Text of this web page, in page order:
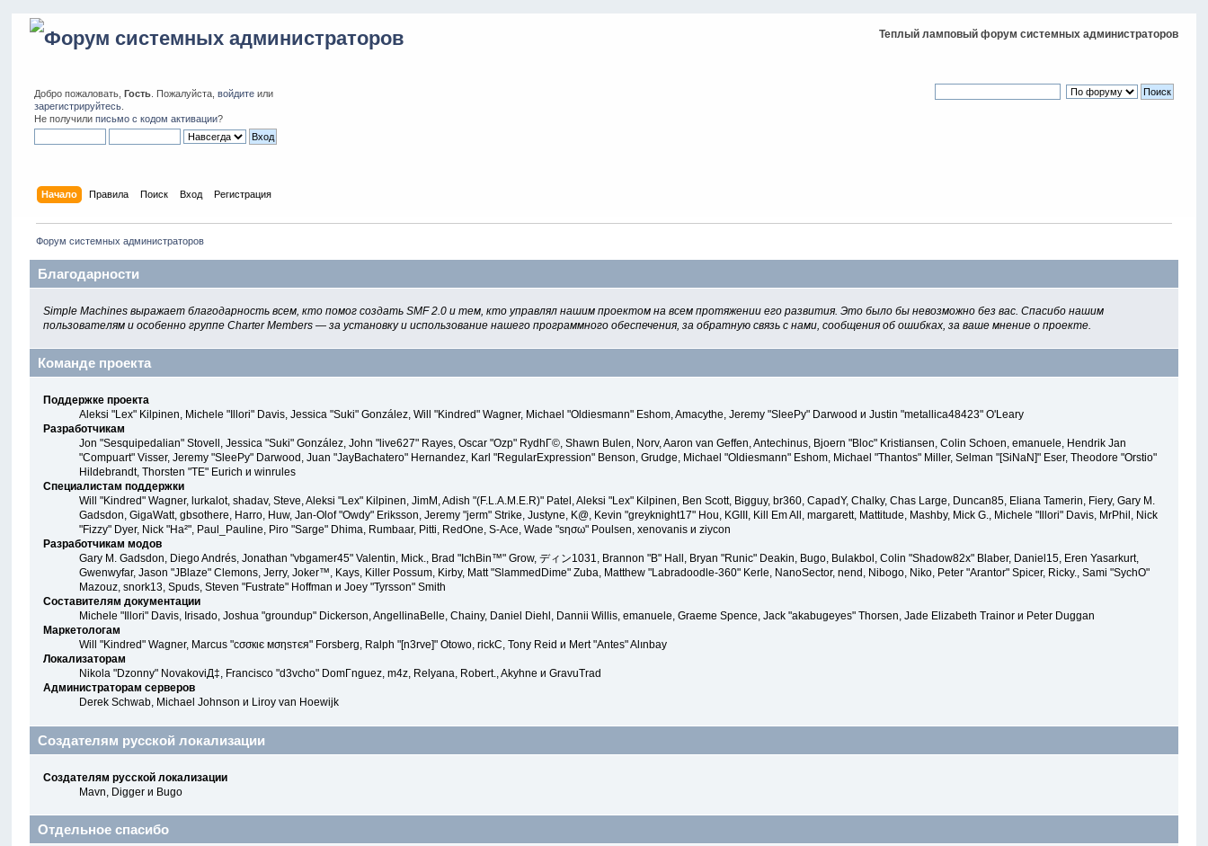
Теплый ламповый форум системных администраторов
Добро пожаловать,Гость . Пожалуйста,войдите или
зарегистрируйтесь
Не получилиписьмо с кодом активации?
Начало Правила Поиск Вход Регистрация
Форум системных администраторов
Благодарности
Simple Machines выражает благодарность всем, кто помог создать SMF 2.0 и тем, кто управлял нашим проектом на всем протяжении его развития. Это было бы невозможно без вас. Спасибо нашим
пользователям и особенно группе Charter Members — за установку и использование нашего программного обеспечения, за обратную связь с нами, сообщения об ошибках, за ваше мнение о проекте.
Команде проекта
Поддержке проекта
Aleksi "Lex" Kilpinen, Michele "Illori" Davis, Jessica "Suki" González, Will "Kindred" Wagner, Michael "Oldiesmann" Eshom, Amacythe, Jeremy "SleePy" Darwood и Justin "metallica48423" O'Leary
Разработчикам
Jon "Sesquipedalian" Stovell, Jessica "Suki" González, John "live627" Rayes, Oscar "Ozp" RydhГ©, Shawn Bulen, Norv, Aaron van Geffen, Antechinus, Bjoern "Bloc" Kristiansen, Colin Schoen, emanuele, Hendrik Jan
"Compuart" Visser, Jeremy "SleePy" Darwood, Juan "JayBachatero" Hernandez, Karl "RegularExpression" Benson, Grudge, Michael "Oldiesmann" Eshom, Michael "Thantos" Miller, Selman "[SiNaN]" Eser, Theodore "Orstio"
Hildebrandt, Thorsten "TE" Eurich и winrules
Специалистам поддержки
Will "Kindred" Wagner, lurkalot, shadav, Steve, Aleksi "Lex" Kilpinen, JimM, Adish "(F.L.A.M.E.R)" Patel, Aleksi "Lex" Kilpinen, Ben Scott, Bigguy, br360, CapadY, Chalky, Chas Large, Duncan85, Eliana Tamerin, Fiery, Gary M.
Gadsdon, GigaWatt, gbsothere, Harro, Huw, Jan-Olof "Owdy" Eriksson, Jeremy "jerm" Strike, Justyne, K@, Kevin "greyknight17" Hou, KGIII, Kill Em All, margarett, Mattitude, Mashby, Mick G., Michele "Illori" Davis, MrPhil, Nick
"Fizzy" Dyer, Nick "Ha²", Paul_Pauline, Piro "Sarge" Dhima, Rumbaar, Pitti, RedOne, S-Ace, Wade "sησω" Poulsen, xenovanis и ziycon
Разработчикам модов
Gary M. Gadsdon, Diego Andrés, Jonathan "vbgamer45" Valentin, Mick., Brad "IchBin™" Grow, ディン1031, Brannon "B" Hall, Bryan "Runic" Deakin, Bugo, Bulakbol, Colin "Shadow82x" Blaber, Daniel15, Eren Yasarkurt,
Gwenwyfar, Jason "JBlaze" Clemons, Jerry, Joker™, Kays, Killer Possum, Kirby, Matt "SlammedDime" Zuba, Matthew "Labradoodle-360" Kerle, NanoSector, nend, Nibogo, Niko, Peter "Arantor" Spicer, Ricky., Sami "SychO"
Mazouz, snork13, Spuds, Steven "Fustrate" Hoffman и Joey "Tyrsson" Smith
Составителям документации
Michele "Illori" Davis, Irisado, Joshua "groundup" Dickerson, AngellinaBelle, Chainy, Daniel Diehl, Dannii Willis, emanuele, Graeme Spence, Jack "akabugeyes" Thorsen, Jade Elizabeth Trainor и Peter Duggan
Маркетологам
Will "Kindred" Wagner, Marcus "cσσкιє мσηѕтєя" Forsberg, Ralph "[n3rve]" Otowo, rickC, Tony Reid и Mert "Antes" Alınbay
Локализаторам
Nikola "Dzonny" NovakoviД‡, Francisco "d3vcho" DomГ­nguez, m4z, Relyana, Robert., Akyhne и GravuTrad
Администраторам серверов
Derek Schwab, Michael Johnson и Liroy van Hoewijk
Создателям русской локализации
Создателям русской локализации
Mavn, Digger и Bugo
Отдельное спасибо